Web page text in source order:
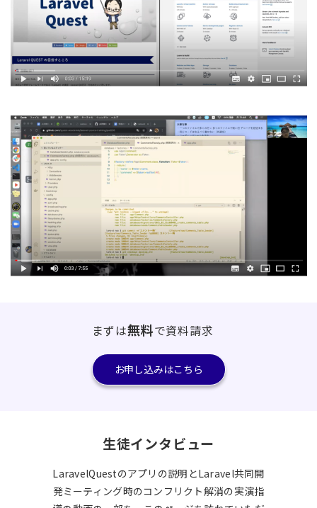
まずは無料で資料請求
お申し込みはこちら
生徒インタビュー
LaravelQuestのアプリの説明とLaravel共同開
発ミーティング時のコンフリクト解消の実演指